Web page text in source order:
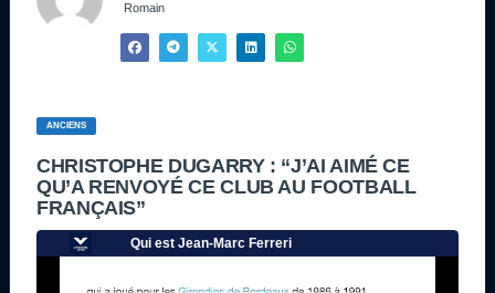
Romain
ANCIENS
CHRISTOPHE DUGARRY : “J’AI AIMÉ CE
QU’A RENVOYÉ CE CLUB AU FOOTBALL
FRANÇAIS”